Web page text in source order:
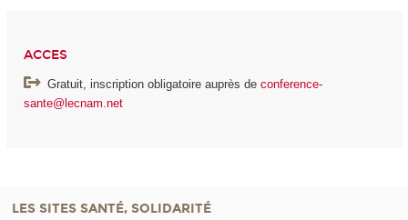
ACCES
Gratuit, inscription obligatoire auprès de conference-
sante@lecnam.net
LES SITES SANTÉ, SOLIDARITÉ